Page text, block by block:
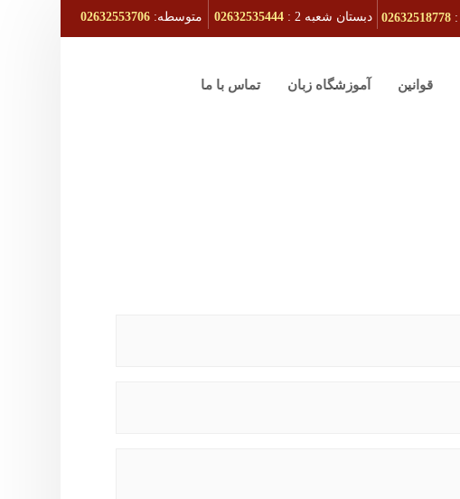
متوسطه: 02632553706 دبستان شعبه 2 : 02632535444 02632518778
قوانین آموزشگاه زبان تماس با ما